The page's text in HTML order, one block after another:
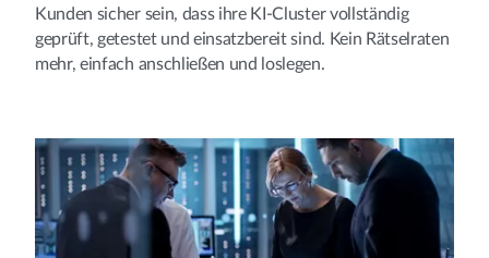
Kunden sicher sein, dass ihre KI-Cluster vollständig
geprüft, getestet und einsatzbereit sind. Kein Rätselraten
mehr, einfach anschließen und loslegen.